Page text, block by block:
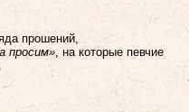
прошений,
просим», на которые певчие